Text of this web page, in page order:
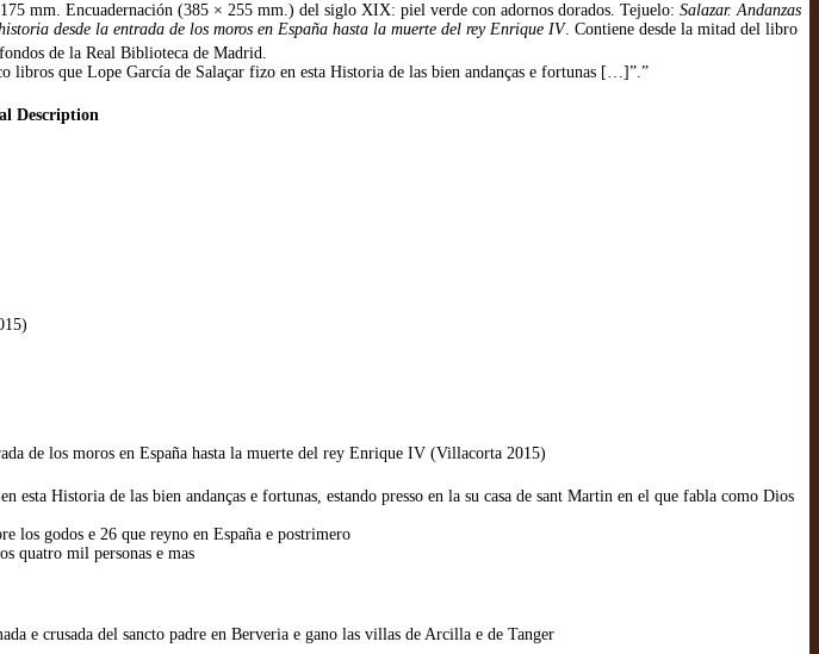
mm. Encuadernación (385 × 255 mm.) del siglo XIX: piel verde con adornos dorados. Tejuelo: Salazar. Andanzas
desde la entrada de los moros en España hasta la muerte del rey Enrique IV. Contiene desde la mitad del libro
de la Real Biblioteca de Madrid.
que Lope García de Salaçar fizo en esta Historia de las bien andanças e fortunas […]”.”
Description
de los moros en España hasta la muerte del rey Enrique IV (Villacorta 2015)
Historia de las bien andanças e fortunas, estando presso en la su casa de sant Martin en el que fabla como Dios
los godos e 26 que reyno en España e postrimero
quatro mil personas e mas
e crusada del sancto padre en Berveria e gano las villas de Arcilla e de Tanger